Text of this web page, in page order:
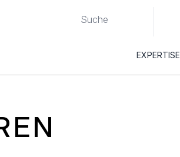
EXPERTISE